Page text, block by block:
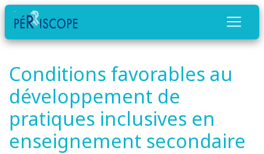
Conditions favorables au
développement de
pratiques inclusives en
enseignement secondaire